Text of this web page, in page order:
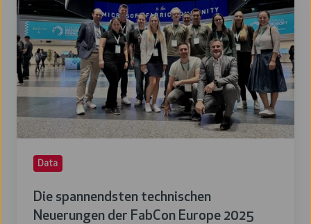
spannendsten
technischen
Neuerungen
der
FabCon
Europe
2025
Data
Die spannendsten technischen
Neuerungen der FabCon Europe 2025